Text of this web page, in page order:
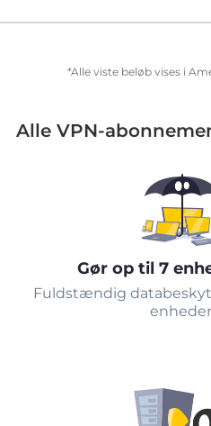
*Alle viste beløb vises i
Alle VPN-
Gør op til 7
Fuldstændig